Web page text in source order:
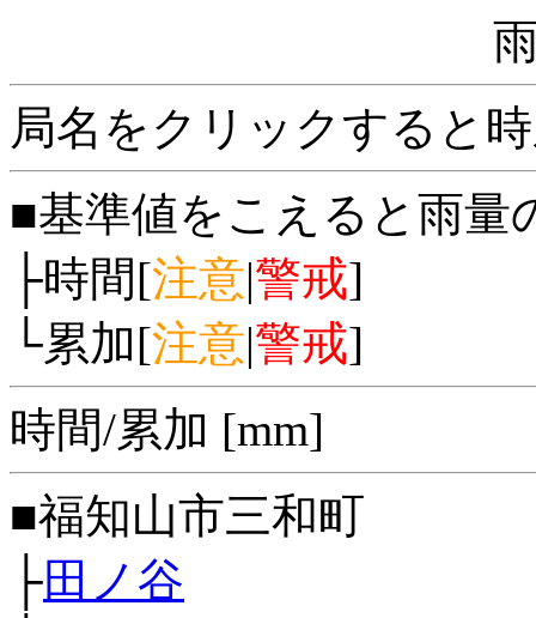
局名をクリックすると
■基準値をこえると雨量
├時間[注意|警戒]
└累加[注意|警戒]
時間/累加 [mm]
■福知山市三和町
├田ノ谷